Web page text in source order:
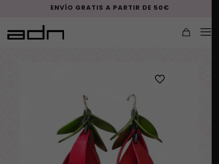
ENVÍO GRATIS A PARTIR DE 50€